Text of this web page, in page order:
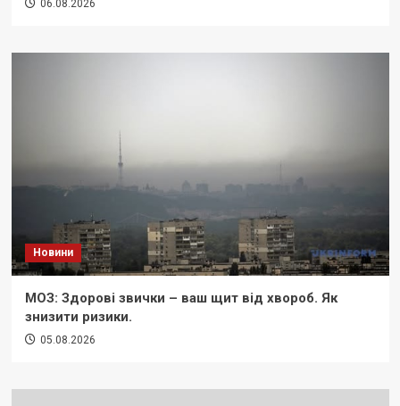
06.08.2026
Новини
МОЗ: Здорові звички – ваш щит від хвороб. Як
знизити ризики.
05.08.2026